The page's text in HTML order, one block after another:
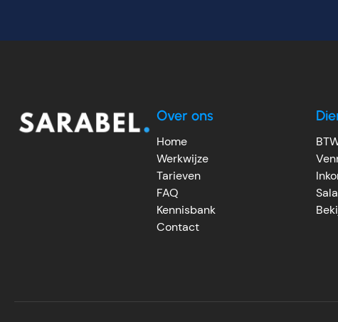
Over ons
Home
Werkwijze
Tarieven
FAQ
Kennisbank
Contact